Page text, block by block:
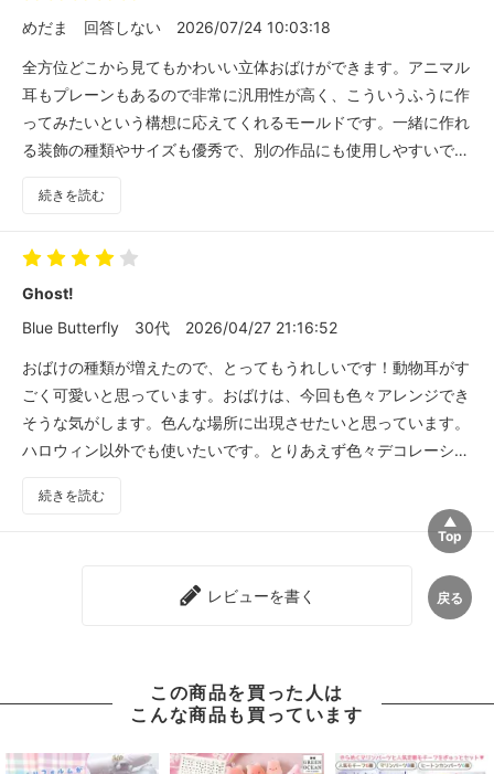
めだま 回答しない 2026/07/24 10:03:18
全方位どこから見てもかわいい立体おばけができます。アニマル
耳もプレーンもあるので非常に汎用性が高く、こういうふうに作
ってみたいという構想に応えてくれるモールドです。一緒に作れ
る装飾の種類やサイズも優秀で、別の作品にも使用しやすいで
続きを読む
Ghost!
Blue Butterfly
30代 2026/04/27 21:16:52
おばけの種類が増えたので、とってもうれしいです！動物耳がす
ごく可愛いと思っています。おばけは、今回も色々アレンジでき
そうな気がします。色んな場所に出現させたいと思っています。
ハロウィン以外でも使いたいです。とりあえず色々デコレーショ
続きを読む
レビューを書く
この商品を買った人は
こんな商品も買っています